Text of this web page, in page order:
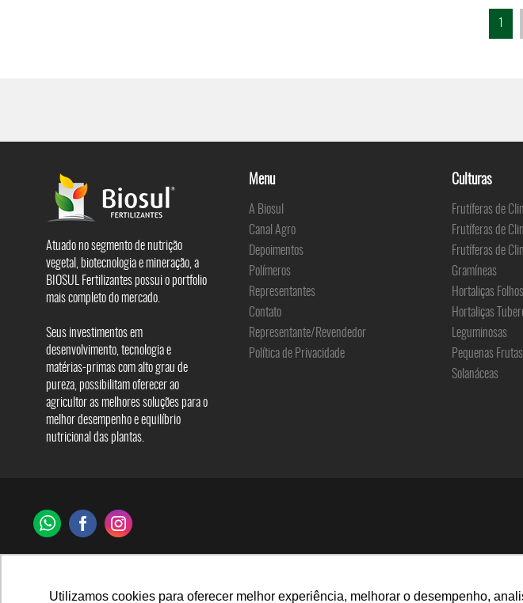
Utilizamos cookies para oferecer melhor experiência, melhorar o desempenho,
Atuado no segmento de nutrição
vegetal, biotecnologia e mineração, a
BIOSUL Fertilizantes possui o portfolio
mais completo do mercado.
Seus investimentos em
desenvolvimento, tecnologia e
matérias-primas com alto grau de
pureza, possibilitam oferecer ao
agricultor as melhores soluções para o
melhor desempenho e equilíbrio
nutricional das plantas.
Menu
A Biosul
Canal Agro
Depoimentos
Polímeros
Representantes
Contato
Representante/Revendedor
Política de Privacidade
Culturas
Frutíferas de
Frutíferas de
Frutíferas de
Gramíneas
Hortaliças
Hortaliças
Leguminosas
Pequenas Frutas
Solanáceas